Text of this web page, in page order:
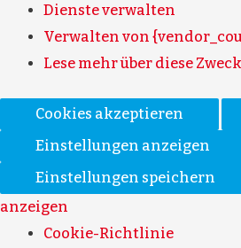
Dienste verwalten
Verwalten von
Lese mehr über diese
Cookies akzeptieren
Einstellungen anzeigen
Einstellungen speichern
anzeigen
Cookie-Richtlinie